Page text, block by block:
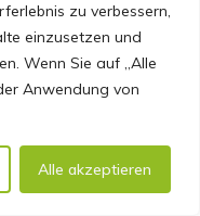
zu verbessern,
einzusetzen und
Wenn Sie auf „Alle
Anwendung von
Alle akzeptieren